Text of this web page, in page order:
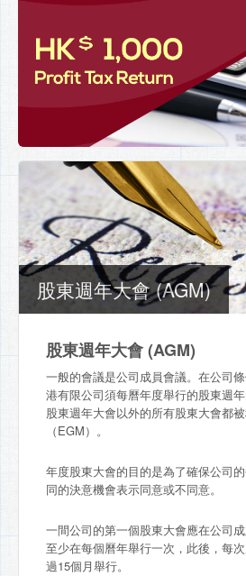
股東週年大會 (AGM)
股東週年大會 (AGM)
一般的會議是公司成員會議。在公司
港有限公司須每曆年度舉行的股東週
股東週年大會以外的所有股東大會都
（EGM）。
年度股東大會的目的是為了確保公司
同的決意機會表示同意或不同意。
一間公司的第一個股東大會應在公司
至少在每個曆年舉行一次，此後，每
過15個月舉行。